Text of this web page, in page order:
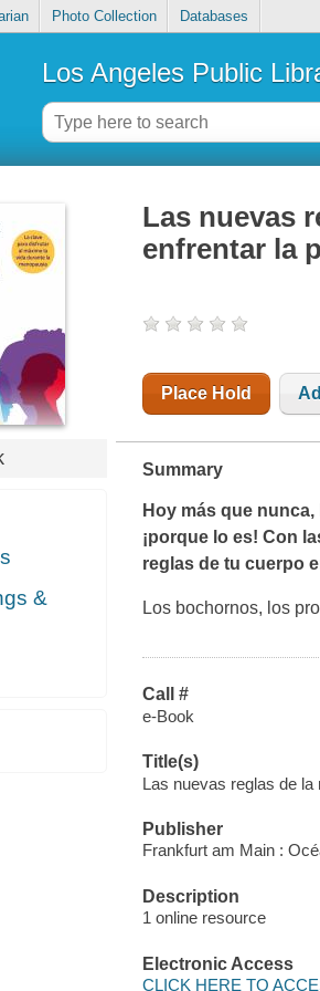
Photo Collection Databases
Los Angeles Public
&
Las nuevas
enfrentar la
Place Hold
Summary
Hoy más que
¡porque lo es! Con
reglas de tu cuerpo
Los bochornos, los
Call #
e-Book
Title(s)
Las nuevas reglas de
Publisher
Frankfurt am Main :
Description
1 online resource
Electronic Access
CLICK HERE TO